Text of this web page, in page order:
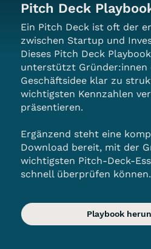
Pitch Deck
Ein Pitch Deck ist oft der
zwischen Startup und
Dieses Pitch Deck
unterstützt Gründer:innen
Geschäftsidee klar zu
wichtigsten Kennzahlen
präsentieren.
Ergänzend steht eine
Download bereit, mit der
wichtigsten Pitch-Deck-
schnell überprüfen können.
Playbook